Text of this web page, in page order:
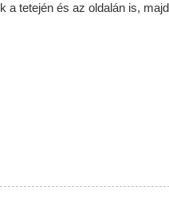
a tetején és az oldalán is, majd